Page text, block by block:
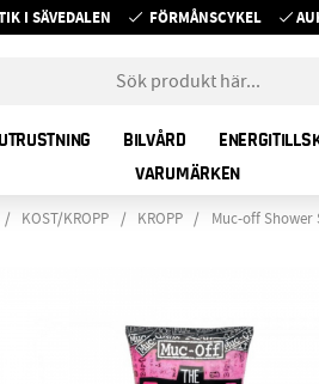
I SÄVEDALEN FÖRMÅNSCYKEL
BILVÅRD
VARUMÄRKEN
KOST/KROPP KROPP Muc-off Shower